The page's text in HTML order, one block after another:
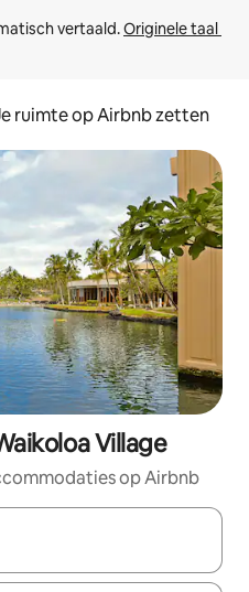
vertaald. Originele taal
ruimte op Airbnb zetten
Village
op Airbnb
zijn, maak je een keuze